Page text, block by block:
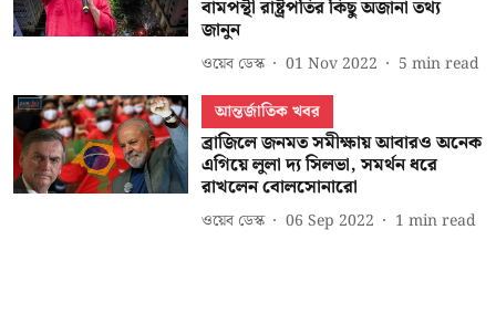
বামপন্থী রাষ্ট্রপতির কিছু অজানা তথ্য
জানুন
ওয়েব ডেস্ক 01 Nov 2022 5 min read
আন্তর্জাতিক খবর
ব্রাজিলে জনমত সমীক্ষায় আবারও অনেক
এগিয়ে লুলা দ্য সিলভা, সমর্থন ধরে
রাখলেন বোলসোনারো
ওয়েব ডেস্ক 06 Sep 2022 1 min read